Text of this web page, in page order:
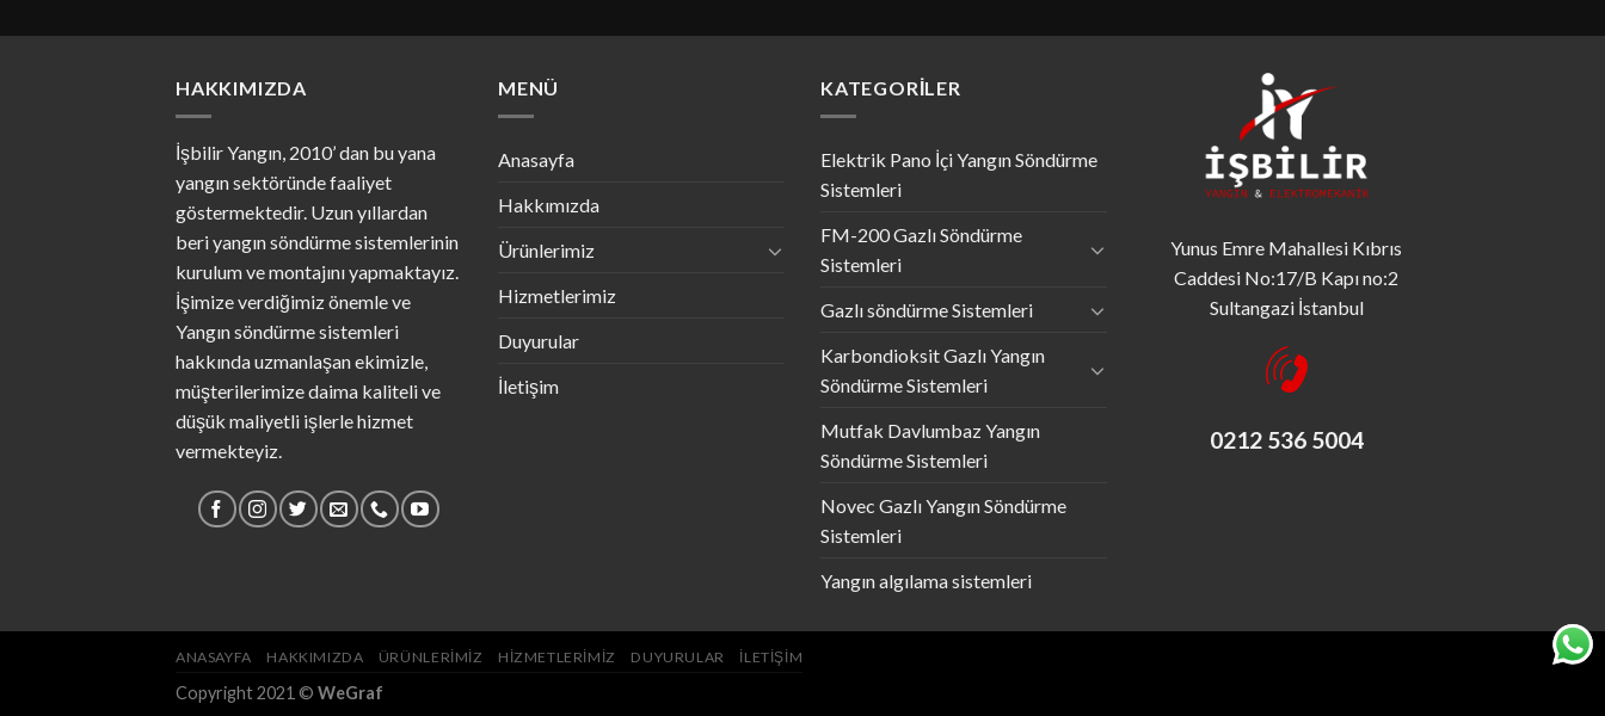
HAKKIMIZDA
İşbilir Yangın, 2010’ dan bu yana
yangın sektöründe faaliyet
göstermektedir. Uzun yıllardan
beri yangın söndürme sistemlerinin
kurulum ve montajını yapmaktayız.
İşimize verdiğimiz önemle ve
Yangın söndürme sistemleri
hakkında uzmanlaşan ekimizle,
müşterilerimize daima kaliteli ve
düşük maliyetli işlerle hizmet
vermekteyiz.
MENÜ
Anasayfa
Hakkımızda
Ürünlerimiz
Hizmetlerimiz
Duyurular
İletişim
KATEGORILER
Elektrik Pano İçi Yangın Söndürme
Sistemleri
FM-200 Gazlı Söndürme
Sistemleri
Gazlı söndürme Sistemleri
Karbondioksit Gazlı Yangın
Söndürme Sistemleri
Mutfak Davlumbaz Yangın
Söndürme Sistemleri
Novec Gazlı Yangın Söndürme
Sistemleri
Yangın algılama sistemleri
Yunus Emre Mahallesi Kıbrıs
Caddesi No:17/B Kapı no:2
Sultangazi İstanbul
0212 536 5004
ANASAYFA HAKKIMIZDA ÜRÜNLERIMIZ HIZMETLERIMIZ DUYURULAR İLETIŞIM
Copyright 2021 © WeGraf